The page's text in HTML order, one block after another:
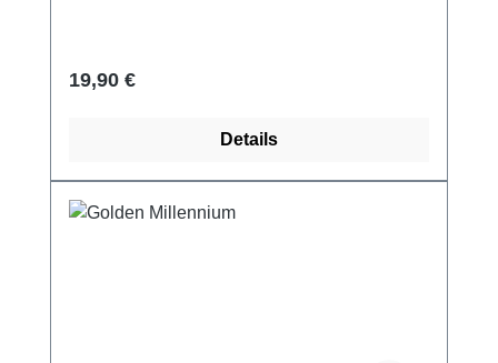
Regulärer Preis:
19,90 €
Details